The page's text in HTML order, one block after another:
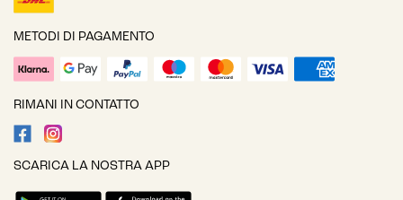
METODI DI PAGAMENTO
RIMANI IN CONTATTO
SCARICA LA NOSTRA APP